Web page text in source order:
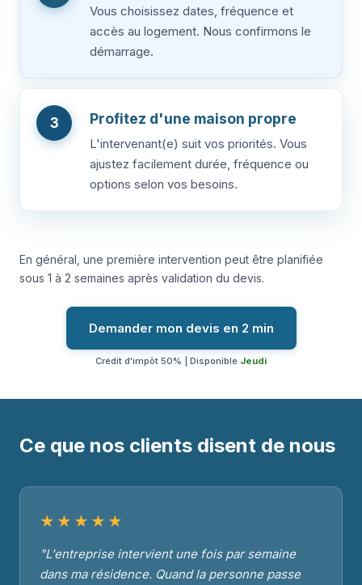
Vous choisissez dates, fréquence et
accès au logement. Nous confirmons le
démarrage.
3 Profitez d'une maison propre
L'intervenant(e) suit vos priorités. Vous
ajustez facilement durée, fréquence ou
options selon vos besoins.
En général, une première intervention peut être planifiée
sous 1 à 2 semaines après validation du devis.
Demander mon devis en 2 min
Crédit d'impôt 50% | Disponible Jeudi
Ce que nos clients disent de nous
★★★★★
"L'entreprise intervient une fois par semaine
dans ma résidence. Quand la personne passe